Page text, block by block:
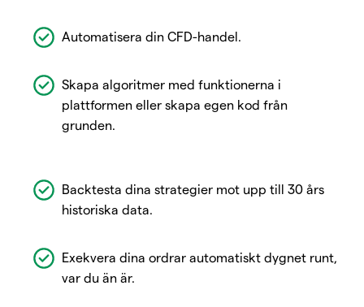
Automatisera din CFD-handel.
Skapa algoritmer med funktionerna i
plattformen eller skapa egen kod från
grunden.
Backtesta dina strategier mot upp till 30 års
historiska data.
Exekvera dina ordrar automatiskt dygnet runt,
var du än är.